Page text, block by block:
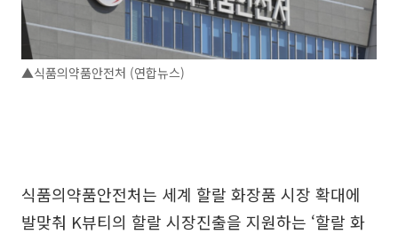
▲식품의약품안전처 (연합뉴스)
식품의약품안전처는 세계 할랄 화장품 시장 확대에
발맞춰 K뷰티의 할랄 시장진출을 지원하는 ‘할랄 화